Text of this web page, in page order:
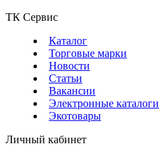
ТК Сервис
Каталог
Торговые марки
Новости
Статьи
Вакансии
Электронные каталоги
Экотовары
Личный кабинет